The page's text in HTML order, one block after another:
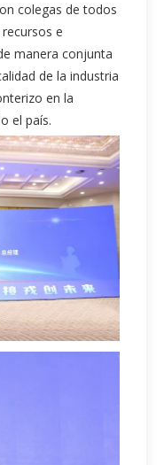
colegas de todos
e
manera conjunta
de la industria
en la
el país.